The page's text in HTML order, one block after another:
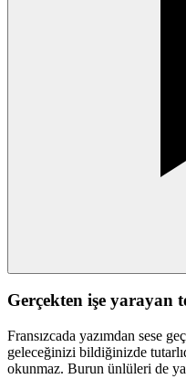
Gerçekten işe yarayan
Fransızcada yazımdan sese
geleceğinizi bildiğinizde
okunmaz. Burun ünlüleri de